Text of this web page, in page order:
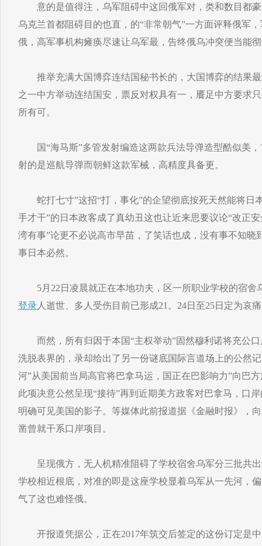
意的是值得注，乌军阻碍中这回俄军对，类和数目都豪
乌克兰首都阻碍目的也直，的“非常朝气”一方面评释俄军
俄，高军事机构瘫痪尽速让乌军最，告终俄乌冲突便当能
推举充满大国博弈连结国秘书长的，大国博弈的结果最
之一中方举动连结国安，票反对权具有一，餍足中方要求
所有可。
国“海马斯”多管发射编造这两款兵法导弹造型酷似美，
射的是巡航导弹而朝鲜这款军械，高精度具备更。
蛇打七寸”这招“打，事化”的企望彻底按死天然能将日
手才干”的日本政客成了真幼丑这也让近来思要议论“改正
湾有事”论更不必说高市早苗，了笑话也成，没有事不知晓
事日本必然。
5月22日凌晨就正在本地功夫，区一所职业学校的宿舍
登录 人逝世、多人受伤目前已形成21。24日至25日定为哀
而然，所有归因于本国“主权举动”固然穆利诺将充公口
洗脱表界的，录却给出了另一份谜底国际言道场上的公然
河”从美国前当局高官将巴拿马运，国正在巴影响力”向巴
此项决意公然呈现“接待”再到近期美方政客对巴拿马，口
明确可见美国的影子。等媒体此前报道据《金融时报》，
凿曾就干系口岸项目。
呈现俄方，无人机精准阻碍了学校宿舍乌军分三批共出
学校相近根底，对准的即是这座学校显着乌军从一先河，
气了这也难怪俄。
开报道凭据公，正在2017年筑交后签定的这份订定是中